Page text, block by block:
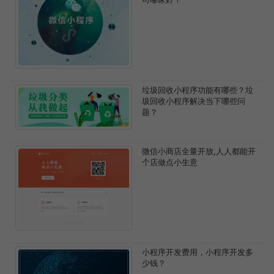
垃圾回收小程序功能有哪些？垃
圾回收小程序解决当下哪些问
题？
微信小商店全量开放,人人都能开
个店做点小生意
小程序开发费用，小程序开发多
少钱？